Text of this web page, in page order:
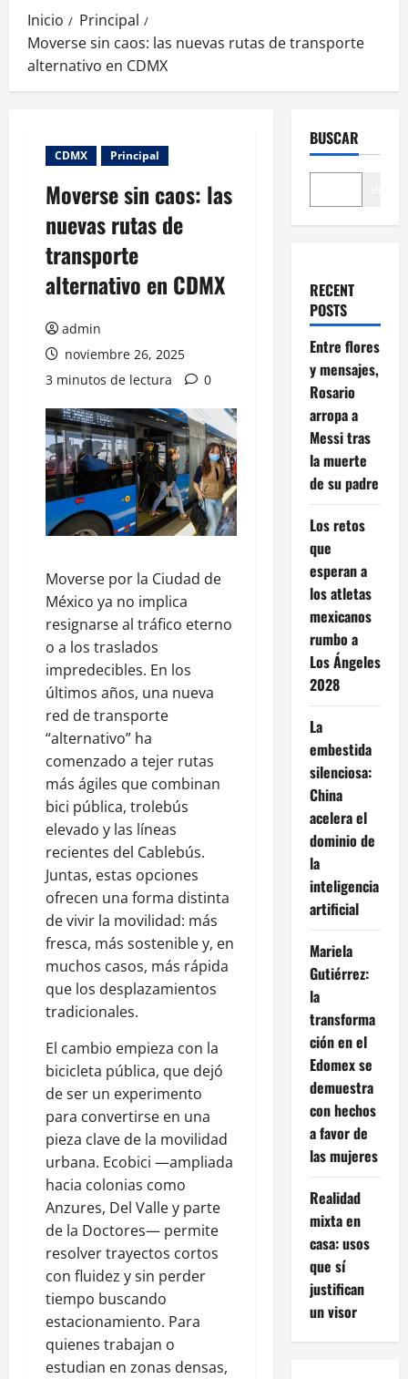
Inicio
Principal
Moverse sin caos: las nuevas rutas de transporte
alternativo en CDMX
CDMX Principal
Moverse sin caos: las
nuevas rutas de
transporte
alternativo en CDMX
admin
noviembre 26, 2025
3 minutos de lectura
0
Moverse por la Ciudad de
México ya no implica
resignarse al tráfico eterno
o a los traslados
impredecibles. En los
últimos años, una nueva
red de transporte
“alternativo” ha
comenzado a tejer rutas
más ágiles que combinan
bici pública, trolebús
elevado y las líneas
recientes del Cablebús.
Juntas, estas opciones
ofrecen una forma distinta
de vivir la movilidad: más
fresca, más sostenible y, en
muchos casos, más rápida
que los desplazamientos
tradicionales.
El cambio empieza con la
bicicleta pública, que dejó
de ser un experimento
para convertirse en una
pieza clave de la movilidad
urbana. Ecobici —ampliada
hacia colonias como
Anzures, Del Valle y parte
de la Doctores— permite
resolver trayectos cortos
con fluidez y sin perder
tiempo buscando
estacionamiento. Para
quienes trabajan o
estudian en zonas densas,
BUSCAR
RECENT
POSTS
Entre flores
y mensajes,
Rosario
arropa a
Messi tras
la muerte
de su padre
Los retos
que
esperan a
los atletas
mexicanos
rumbo a
Los Ángeles
2028
La
embestida
silenciosa:
China
acelera el
dominio de
la
inteligencia
artificial
Mariela
Gutiérrez:
la
transforma
ción en el
Edomex se
demuestra
con hechos
a favor de
las mujeres
Realidad
mixta en
casa: usos
que sí
justifican
un visor